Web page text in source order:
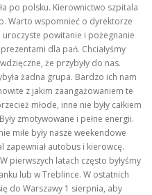
po polsku. Kierownictwo szpitala
Warto wspomnieć o dyrektorze
uroczyste powitanie i pożegnanie
dla pań. Chciałyśmy
że przybyły do nas.
żadna grupa. Bardzo ich nam
z jakim zaangażowaniem te
młode, inne nie były całkiem
zmotywowane i pełne energii.
miłe były nasze weekendowe
zapewniał autobus i kierowcę.
pierwszych latach często byłyśmy
lub w Treblince. W ostatnich
do Warszawy 1 sierpnia, aby